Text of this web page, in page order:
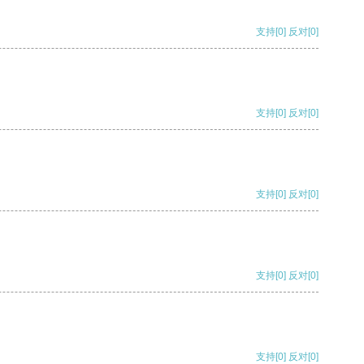
支持[0] 反对[0]
支持[0] 反对[0]
支持[0] 反对[0]
支持[0] 反对[0]
支持[0] 反对[0]